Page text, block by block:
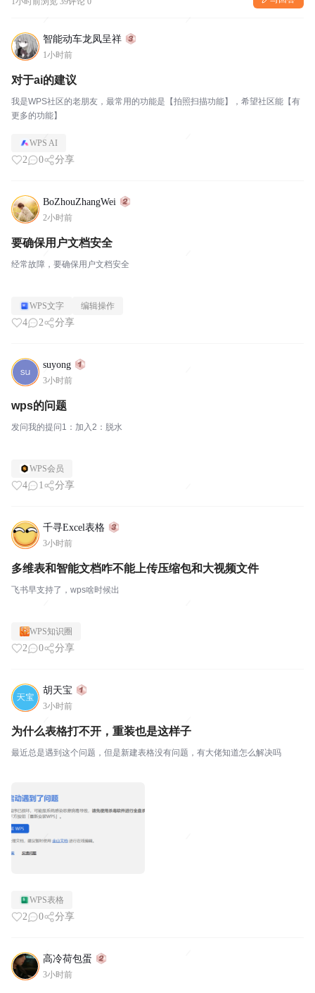
智能动车龙凤呈祥
1小时前
对于ai的建议
我是WPS社区的老朋友，最常用的功能是【拍照扫描功能】，希望社区能【有
更多的功能】
WPS AI
2 0 分享
BoZhouZhangWei
2小时前
要确保用户文档安全
经常故障，要确保用户文档安全
WPS文字 编辑操作
4 2 分享
suyong
3小时前
wps的问题
发问我的提问1：加入2：脱水
WPS会员
4 1 分享
千寻Excel表格
3小时前
多维表和智能文档咋不能上传压缩包和大视频文件
飞书早支持了，wps啥时候出
WPS知识圈
2 0 分享
胡天宝
3小时前
为什么表格打不开，重装也是这样子
最近总是遇到这个问题，但是新建表格没有问题，有大佬知道怎么解决吗
WPS表格
2 0 分享
高冷荷包蛋
3小时前